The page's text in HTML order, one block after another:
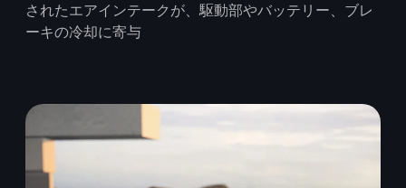
されたエアインテークが、駆動部やバッテリー、ブレ
ーキの冷却に寄与